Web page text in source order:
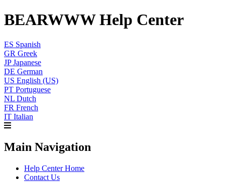
BEARWWW Help Center
ES Spanish
GR Greek
JP Japanese
DE German
US English (US)
PT Portuguese
NL Dutch
FR French
IT Italian
Main Navigation
Help Center Home
Contact Us